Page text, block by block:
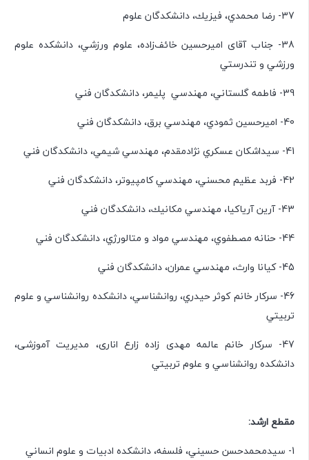
37- رضا محمدي، فيزيك، دانشكدگان علوم‌
38- جناب آقای اميرحسين خائف‌زاده، علوم ورزشي، دانشكده علوم
ورزشي و تندرستي
39- فاطمه گلستاني، مهندسي پليمر، دانشكدگان ‌فني
40- اميرحسين ثمودي، مهندسي برق، دانشكدگان ‌فني
41- سيداشكان عسكري نژادمقدم، مهندسي شيمي، دانشكدگان ‌فني
42- فربد عظيم محسني، مهندسي كامپيوتر، دانشكدگان ‌فني
43- آرين آرياكيا، مهندسي مكانيك، دانشكدگان ‌فني
44- حنانه مصطفوي، مهندسي مواد و متالورژي، دانشكدگان ‌فني
45- كيانا وارث، مهندسي عمران، دانشكدگان ‌فني
46- سرکار خانم كوثر حيدري، روانشناسي، دانشكده روانشناسي و علوم
تربيتي
47- سرکار خانم عالمه مهدی زاده زارع اناری، مدیریت آموزشی،
دانشكده روانشناسي و علوم تربيتي
مقطع ارشد:
1- سيدمحمدحسن حسيني، فلسفه، دانشكده ادبيات و علوم انساني